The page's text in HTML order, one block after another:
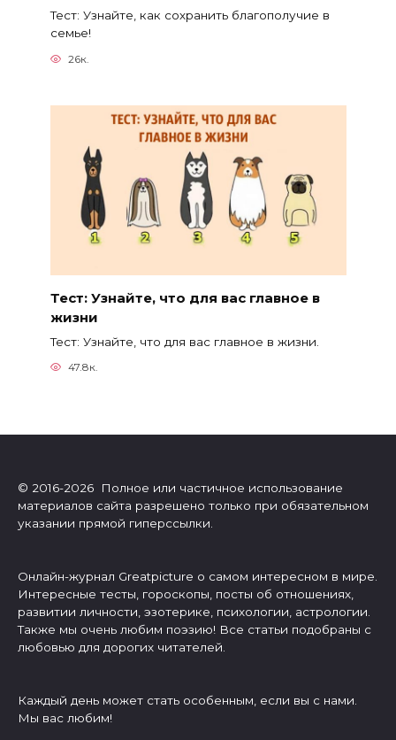
Тест: Узнайте, как сохранить благополучие в
семье!
26к.
Тест: Узнайте, что для вас главное в
жизни
Тест: Узнайте, что для вас главное в жизни.
47.8к.
© 2016-2026 Полное или частичное использование
материалов сайта разрешено только при обязательном
указании прямой гиперссылки.
Онлайн-журнал Greatpicture о самом интересном в мире.
Интересные тесты, гороскопы, посты об отношениях,
развитии личности, эзотерике, психологии, астрологии.
Также мы очень любим поэзию! Все статьи подобраны с
любовью для дорогих читателей.
Каждый день может стать особенным, если вы с нами.
Мы вас любим!